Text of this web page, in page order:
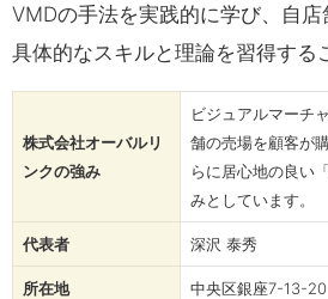
VMDの手法を実践的に学び、自
具体的なスキルと理論を習得する
株式会社オーバルリ
ンクの強み
ビジュアルマーチ
舗の売場を顧客が
らに居心地の良い
みとしています。
代表者 深沢 泰秀
所在地 中央区銀座7-13-